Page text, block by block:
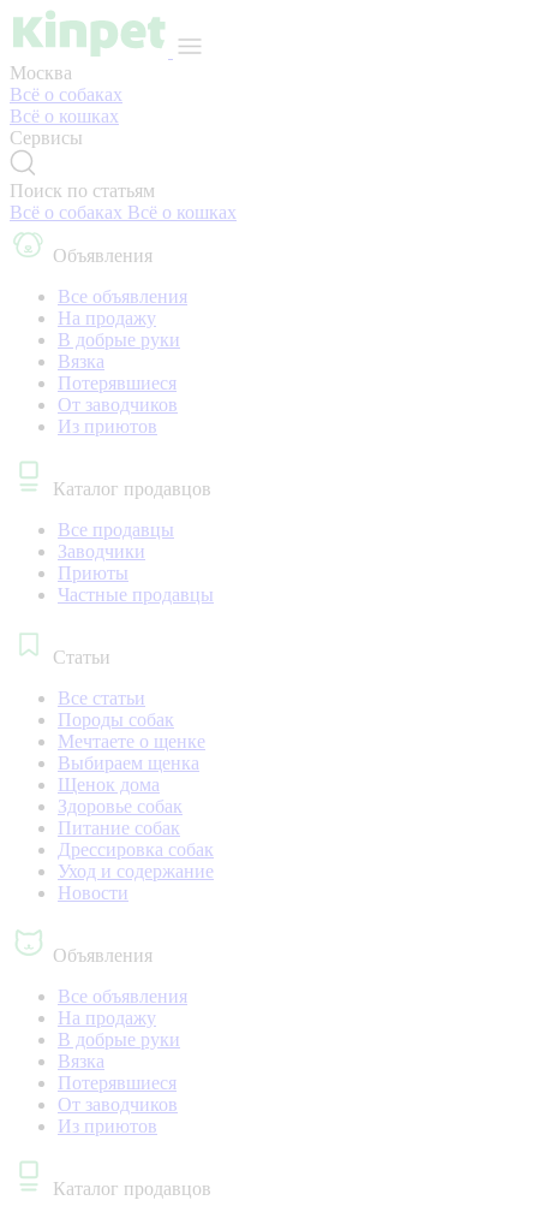
Москва
Всё о собаках
Всё о кошках
Сервисы
Поиск по статьям
Всё о собаках Всё о кошках
Объявления
Все объявления
На продажу
В добрые руки
Вязка
Потерявшиеся
От заводчиков
Из приютов
Каталог продавцов
Все продавцы
Заводчики
Приюты
Частные продавцы
Статьи
Все статьи
Породы собак
Мечтаете о щенке
Выбираем щенка
Щенок дома
Здоровье собак
Питание собак
Дрессировка собак
Уход и содержание
Новости
Объявления
Все объявления
На продажу
В добрые руки
Вязка
Потерявшиеся
От заводчиков
Из приютов
Каталог продавцов